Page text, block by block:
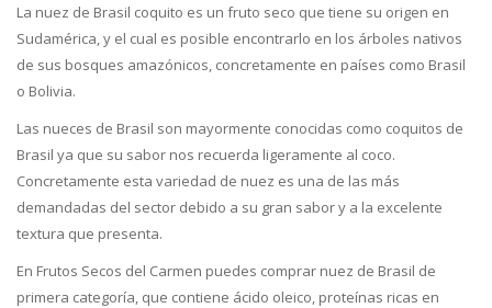
La nuez de Brasil coquito es un fruto seco que tiene su origen en
Sudamérica, y el cual es posible encontrarlo en los árboles nativos
de sus bosques amazónicos, concretamente en países como Brasil
o Bolivia.
Las nueces de Brasil son mayormente conocidas como coquitos de
Brasil ya que su sabor nos recuerda ligeramente al coco.
Concretamente esta variedad de nuez es una de las más
demandadas del sector debido a su gran sabor y a la excelente
textura que presenta.
En Frutos Secos del Carmen puedes comprar nuez de Brasil de
primera categoría, que contiene ácido oleico, proteínas ricas en